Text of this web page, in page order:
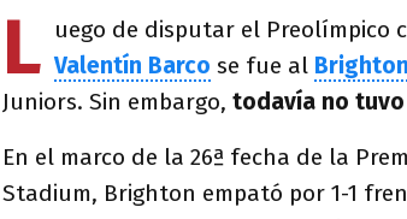
L uego de disputar el Preolímpico
Valentín Barco se fue al
Juniors. Sin embargo, todavía no
En el marco de la 26ª fecha de la
Stadium, Brighton empató por 1-1